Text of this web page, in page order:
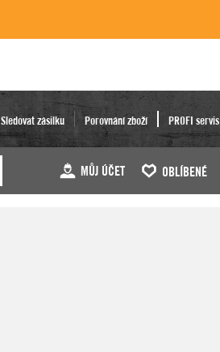
Sledovat zásilku Porovnání zboží PROFI servis
MŮJ ÚČET OBLÍBENÉ